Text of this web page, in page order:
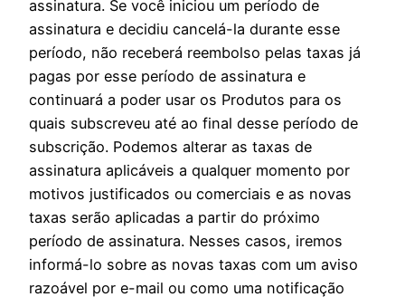
assinatura. Se você iniciou um período de
assinatura e decidiu cancelá-la durante esse
período, não receberá reembolso pelas taxas já
pagas por esse período de assinatura e
continuará a poder usar os Produtos para os
quais subscreveu até ao final desse período de
subscrição. Podemos alterar as taxas de
assinatura aplicáveis a qualquer momento por
motivos justificados ou comerciais e as novas
taxas serão aplicadas a partir do próximo
período de assinatura. Nesses casos, iremos
informá-lo sobre as novas taxas com um aviso
razoável por e-mail ou como uma notificação